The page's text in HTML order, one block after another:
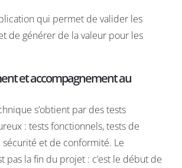
qui permet de valider les
de générer de la valeur pour les
et accompagnement au
s’obtient par des tests
: tests fonctionnels, tests de
sécurité et de conformité. Le
pas la fin du projet : c’est le début de